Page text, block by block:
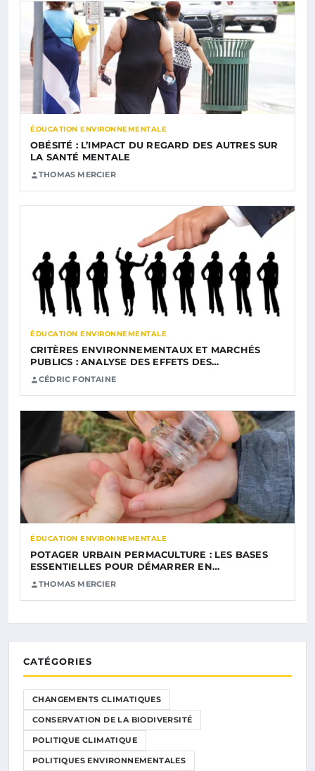
ÉDUCATION ENVIRONNEMENTALE
OBÉSITÉ : L’IMPACT DU REGARD DES AUTRES SUR
LA SANTÉ MENTALE
THOMAS MERCIER
ÉDUCATION ENVIRONNEMENTALE
CRITÈRES ENVIRONNEMENTAUX ET MARCHÉS
PUBLICS : ANALYSE DES EFFETS DES…
CÉDRIC FONTAINE
ÉDUCATION ENVIRONNEMENTALE
POTAGER URBAIN PERMACULTURE : LES BASES
ESSENTIELLES POUR DÉMARRER EN…
THOMAS MERCIER
CATÉGORIES
CHANGEMENTS CLIMATIQUES
CONSERVATION DE LA BIODIVERSITÉ
POLITIQUE CLIMATIQUE
POLITIQUES ENVIRONNEMENTALES